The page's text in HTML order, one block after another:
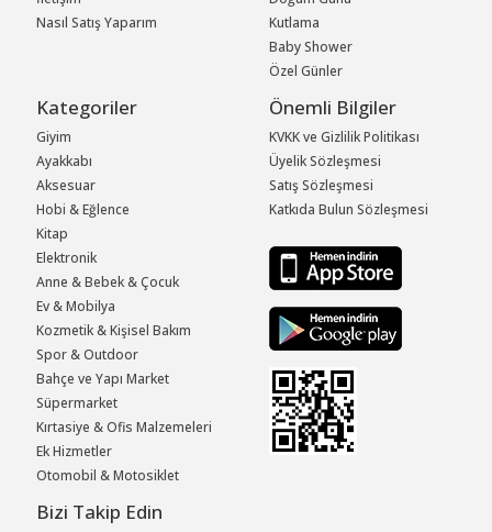
Nasıl Satış Yaparım
Kutlama
Baby Shower
Özel Günler
Kategoriler
Giyim
Ayakkabı
Aksesuar
Hobi & Eğlence
Kitap
Elektronik
Anne & Bebek & Çocuk
Ev & Mobilya
Kozmetik & Kişisel Bakım
Spor & Outdoor
Bahçe ve Yapı Market
Süpermarket
Kırtasiye & Ofis Malzemeleri
Ek Hizmetler
Otomobil & Motosiklet
Önemli Bilgiler
KVKK ve Gizlilik Politikası
Üyelik Sözleşmesi
Satış Sözleşmesi
Katkıda Bulun Sözleşmesi
Bizi Takip Edin